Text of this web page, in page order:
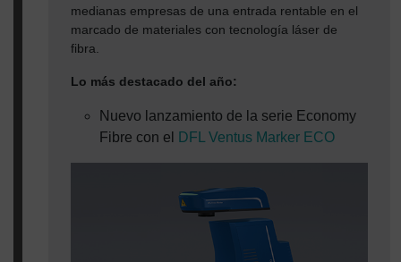
medianas empresas de una entrada rentable en el
marcado de materiales con tecnología láser de
fibra.
Lo más destacado del año:
Nuevo lanzamiento de la serie Economy
Fibre con el
DFL Ventus Marker ECO